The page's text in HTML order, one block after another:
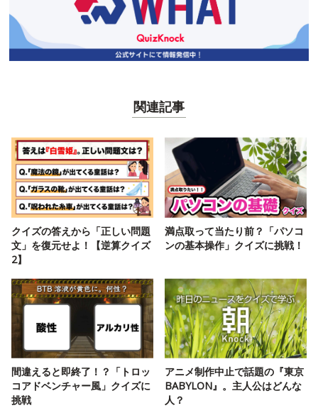
関連記事
クイズの答えから「正しい問題
文」を復元せよ！【逆算クイズ
2】
満点取って当たり前？「パソコ
ンの基本操作」クイズに挑戦！
間違えると即終了！？「トロッ
コアドベンチャー風」クイズに
挑戦
アニメ制作中止で話題の『東京
BABYLON』。主人公はどんな
人？